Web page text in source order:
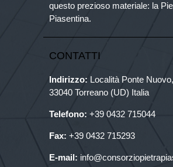
questo prezioso materiale: la
Piasentina.
CONTATTI
Indirizzo: Località Ponte
33040 Torreano (UD) Italia
Telefono: +39 0432 715044
Fax: +39 0432 715293
E-mail: